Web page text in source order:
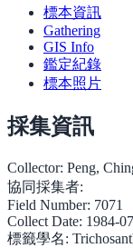
標本資訊
Gathering
GIS Info
鑑定紀錄
標本照片
採集資訊
Collector: Peng,
協同採集者:
Field Number: 7071
Collect Date: 1984-
標籤學名: